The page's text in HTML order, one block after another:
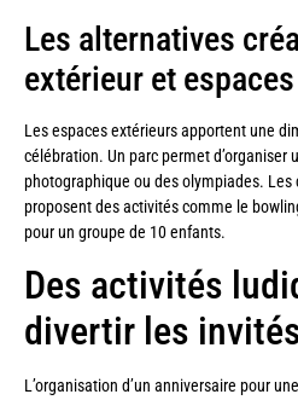
Les alternatives
extérieur et
Les espaces extérieurs apportent une
célébration. Un parc permet d’organiser
photographique ou des olympiades.
proposent des activités comme le
pour un groupe de 10 enfants.
Des activités
divertir les
L’organisation d’un anniversaire pour